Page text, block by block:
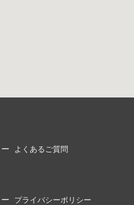
よくあるご質問
プライバシーポリシー